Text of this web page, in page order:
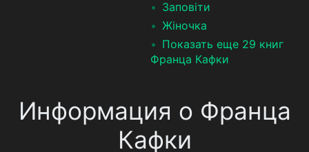
Заповіти
Жіночка
Показать еще 29 книг
Франца Кафки
Информация о Франца
Кафки